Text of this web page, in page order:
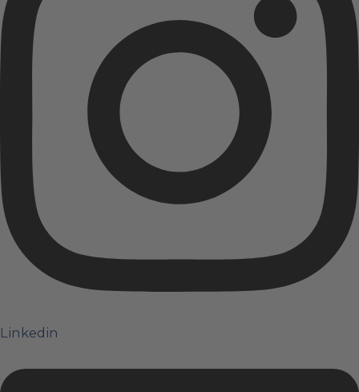
Linkedin